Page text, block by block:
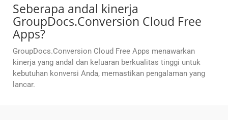
Seberapa andal kinerja
GroupDocs.Conversion Cloud Free
Apps?
GroupDocs.Conversion Cloud Free Apps menawarkan
kinerja yang andal dan keluaran berkualitas tinggi untuk
kebutuhan konversi Anda, memastikan pengalaman yang
lancar.